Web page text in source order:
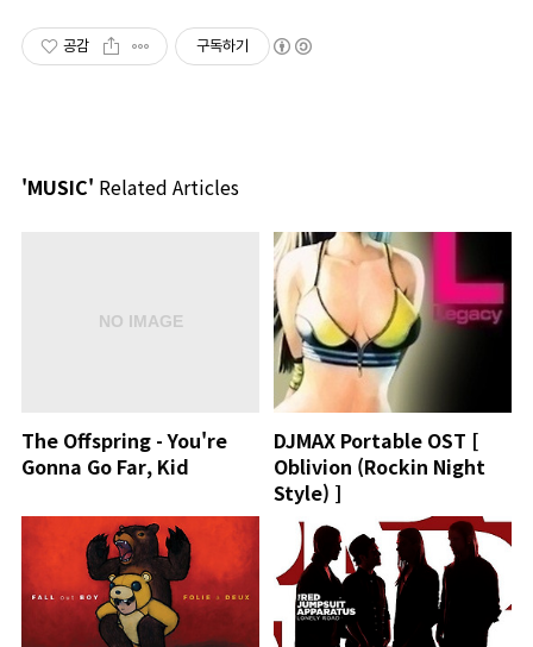
공감 구독하기
'MUSIC' Related Articles
The Offspring - You're
Gonna Go Far, Kid
DJMAX Portable OST [
Oblivion (Rockin Night
Style) ]